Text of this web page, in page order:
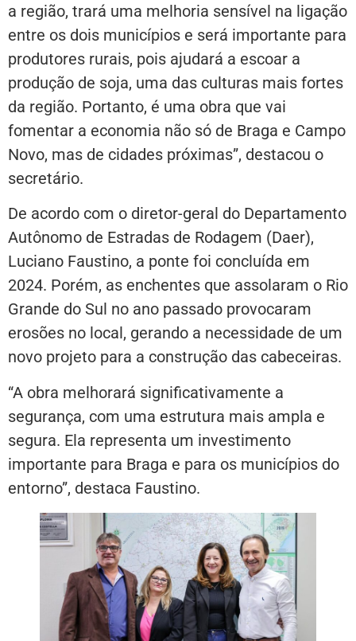
a região, trará uma melhoria sensível na ligação
entre os dois municípios e será importante para
produtores rurais, pois ajudará a escoar a
produção de soja, uma das culturas mais fortes
da região. Portanto, é uma obra que vai
fomentar a economia não só de Braga e Campo
Novo, mas de cidades próximas”, destacou o
secretário.
De acordo com o diretor-geral do Departamento
Autônomo de Estradas de Rodagem (Daer),
Luciano Faustino, a ponte foi concluída em
2024. Porém, as enchentes que assolaram o Rio
Grande do Sul no ano passado provocaram
erosões no local, gerando a necessidade de um
novo projeto para a construção das cabeceiras.
“A obra melhorará significativamente a
segurança, com uma estrutura mais ampla e
segura. Ela representa um investimento
importante para Braga e para os municípios do
entorno”, destaca Faustino.